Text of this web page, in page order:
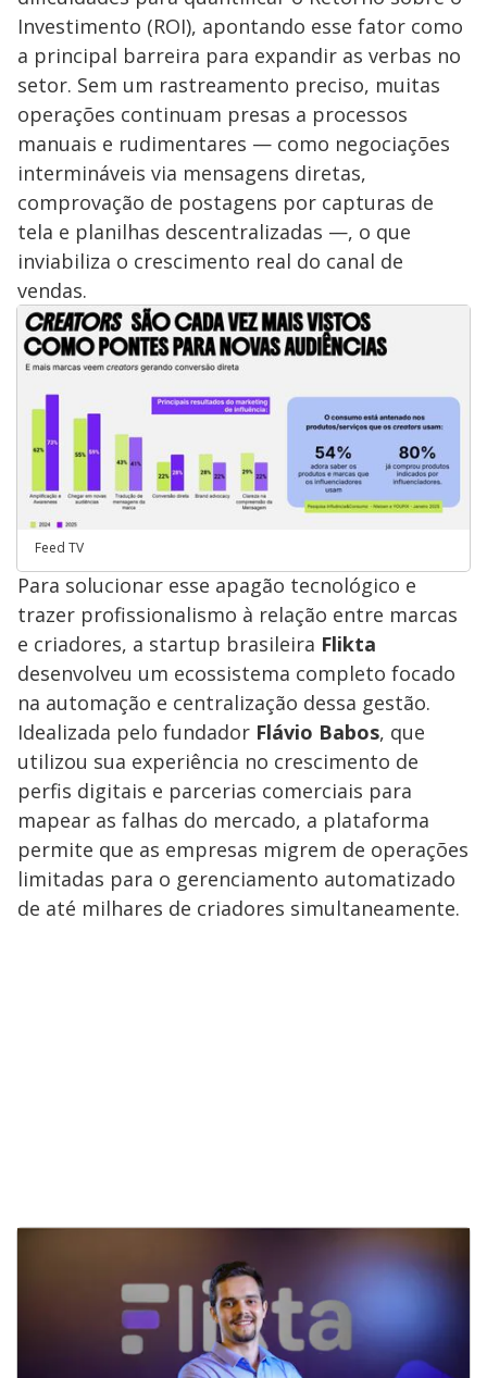
Investimento (ROI), apontando esse fator como
a principal barreira para expandir as verbas no
setor. Sem um rastreamento preciso, muitas
operações continuam presas a processos
manuais e rudimentares — como negociações
intermináveis via mensagens diretas,
comprovação de postagens por capturas de
tela e planilhas descentralizadas —, o que
inviabiliza o crescimento real do canal de
vendas.
Feed TV
Para solucionar esse apagão tecnológico e
trazer profissionalismo à relação entre marcas
e criadores, a startup brasileira Flikta
desenvolveu um ecossistema completo focado
na automação e centralização dessa gestão.
Idealizada pelo fundador Flávio Babos, que
utilizou sua experiência no crescimento de
perfis digitais e parcerias comerciais para
mapear as falhas do mercado, a plataforma
permite que as empresas migrem de operações
limitadas para o gerenciamento automatizado
de até milhares de criadores simultaneamente.